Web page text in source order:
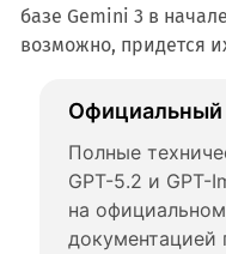
базе Gemini 3 в
возможно, придется
Официальный
Полные
GPT-5.2 и GPT-
на
документацией